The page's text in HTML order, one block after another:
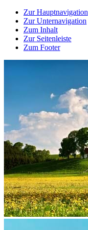
Zur Hauptnavigation
Zur Unternavigation
Zum Inhalt
Zur Seitenleiste
Zum Footer